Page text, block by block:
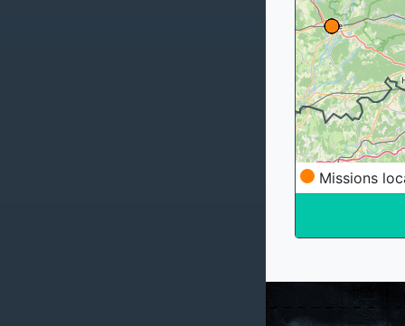
Missions